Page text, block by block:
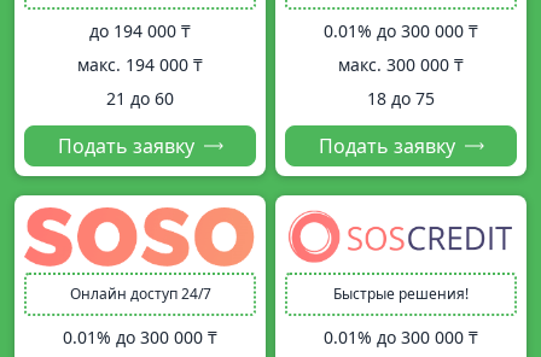
до 194 000 ₸
макс. 194 000 ₸
21 до 60
Подать заявку
0.01% до 300 000 ₸
макс. 300 000 ₸
18 до 75
Подать заявку
Онлайн доступ 24/7
0.01% до 300 000 ₸
Быстрые решения!
0.01% до 300 000 ₸